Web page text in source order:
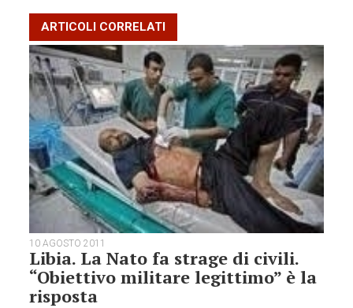
ARTICOLI CORRELATI
10 AGOSTO 2011
Libia. La Nato fa strage di civili.
“Obiettivo militare legittimo” è la
risposta